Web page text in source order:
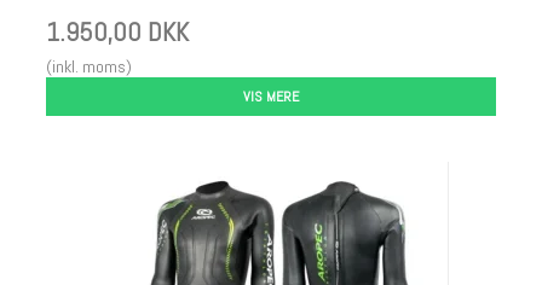
1.950,00 DKK
(inkl. moms)
VIS MERE